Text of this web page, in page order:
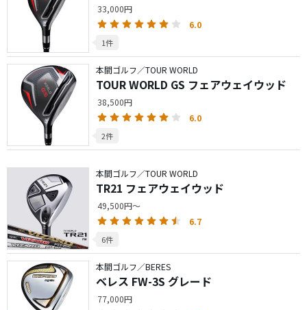
33,000円
6.0
1件
本間ゴルフ／TOUR WORLD
TOUR WORLD GS フェアウェイウッド
38,500円
6.0
2件
本間ゴルフ／TOUR WORLD
TR21 フェアウェイウッド
49,500円～
6.7
6件
本間ゴルフ／BERES
ベレス FW-3S グレード
77,000円